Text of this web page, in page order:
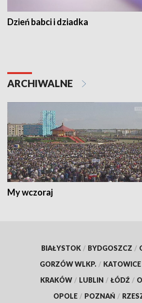
Dzień babci i dziadka
ARCHIWALNE
My wczoraj
BIAŁYSTOK / BYDGOSZCZ /
GORZÓW WLKP. / KATOWICE
KRAKÓW / LUBLIN / ŁÓDŹ /
OPOLE / POZNAŃ /